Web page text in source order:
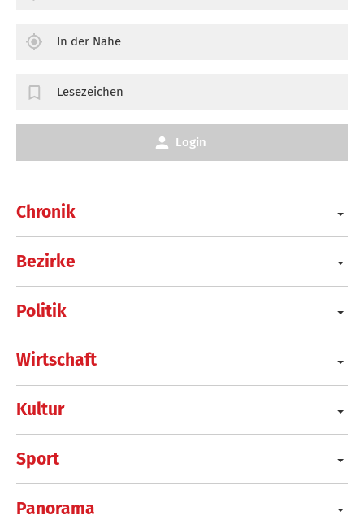
Chronik
Bezirke
Politik
Wirtschaft
Kultur
Sport
Panorama
In der Nähe
Lesezeichen
Login